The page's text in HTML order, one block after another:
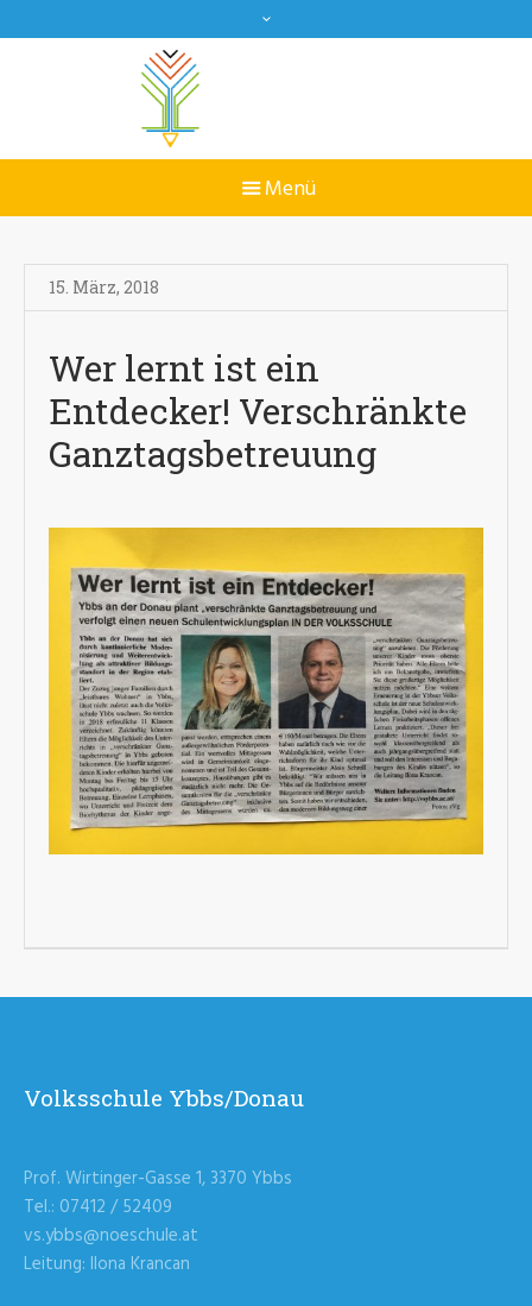
15. März, 2018
Wer lernt ist ein
Entdecker! Verschränkte
Ganztagsbetreuung
Volksschule Ybbs/Donau
Prof. Wirtinger-Gasse 1, 3370 Ybbs
Tel.: 07412 / 52409
vs.ybbs@noeschule.at
Leitung: Ilona Krancan